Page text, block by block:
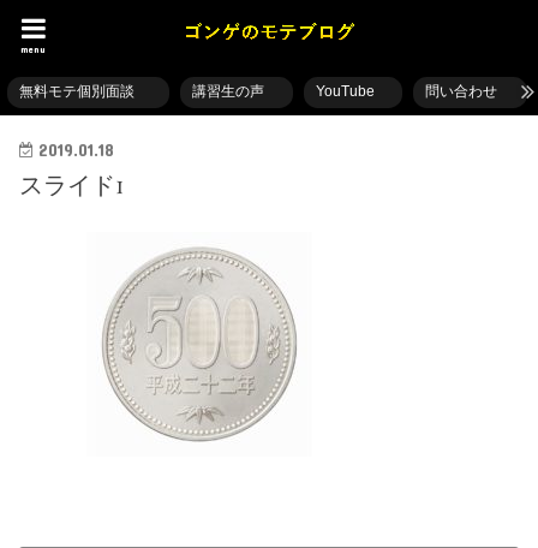
menu
無料モテ個別面談 講習生の声 YouTube 問い合わせ
2019.01.18
スライド1